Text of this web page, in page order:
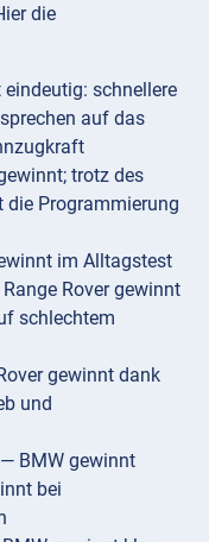
die
schnellere
auf das
trotz des
die Programmierung
im Alltagstest
Rover gewinnt
schlechtem
gewinnt dank
und
— BMW gewinnt
bei